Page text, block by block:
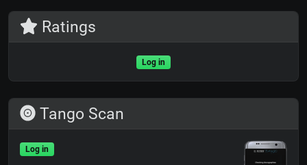
Ratings
Log in
Tango Scan
Log in